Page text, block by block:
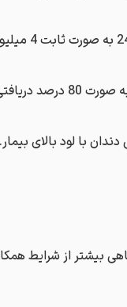
پزشک عمومی با سابقه کار در
پزشک متخصص زنان ، قلب ، داخلی ، ارتوپد و اطفال به صورت
برای بخش دندان با لود بالای
بیشتر از شرایط